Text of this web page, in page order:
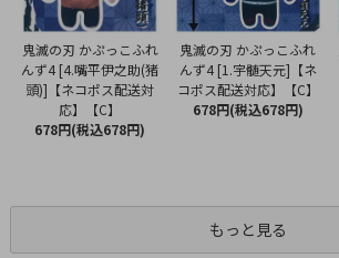
鬼滅の刃 かぷっこふれ
んず4 [4.嘴平伊之助(猪
頭)]【ネコポス配送対
応】【C】
678円(税込678円)
鬼滅の刃 かぷっこふれ
んず4 [1.宇髄天元]【ネ
コポス配送対応】【C】
678円(税込678円)
もっと見る